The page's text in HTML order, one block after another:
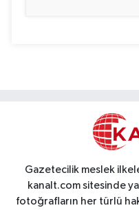
Gazetecilik meslek
kanalt.com sitesinde
fotoğrafların her türlü